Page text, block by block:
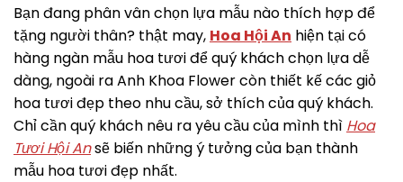
Bạn đang phân vân chọn lựa mẫu nào thích hợp để
tặng người thân? thật may, Hoa Hội An hiện tại có
hàng ngàn mẫu hoa tươi để quý khách chọn lựa dễ
dàng, ngoài ra Anh Khoa Flower còn thiết kế các giỏ
hoa tươi đẹp theo nhu cầu, sở thích của quý khách.
Chỉ cần quý khách nêu ra yêu cầu của mình thì Hoa
Tươi Hội Ansẽ biến những ý tưởng của bạn thành
mẫu hoa tươi đẹp nhất.